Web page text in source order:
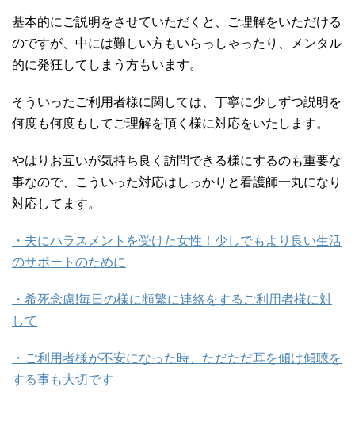
基本的にご説明をさせていただくと、ご理解をいただける
のですが、中には難しい方もいらっしゃったり、メンタル
的に発狂してしまう方もいます。
そういったご利用者様に関しては、丁寧に少しずつ説明を
何度も何度もしてご理解を頂く様に対応をいたします。
やはりお互いが気持ち良く訪問できる様にするのも重要な
事なので、こういった対応はしっかりと看護師一丸になり
対応してます。
・夫にハラスメントを受けた女性！少しでもより良い生活
のサポートのために
・希死念慮!毎日の様に頻繁に連絡をするご利用者様に対
して
・ご利用者様が不安になった時、ただただ耳を傾け傾聴を
する事も大切です